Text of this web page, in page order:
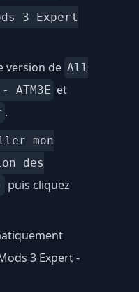
3 Expert
version de All
ATM3E et
.
mon
des
puis cliquez
3 Expert -